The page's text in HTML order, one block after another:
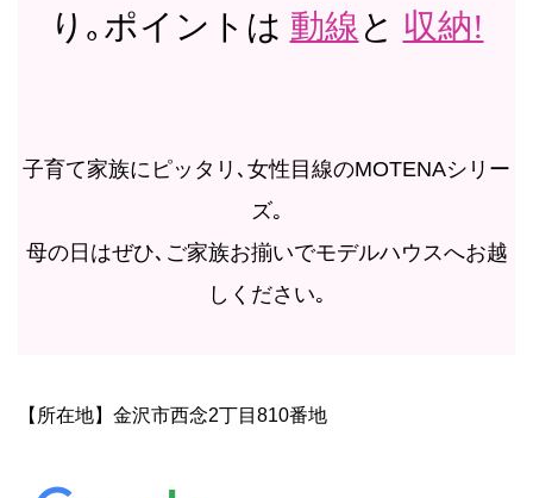
り｡ポイントは 動線 と 収納!
子育て家族にピッタリ､女性目線のMOTENAシリー
ズ｡
母の日はぜひ､ご家族お揃いでモデルハウスへお越
しください｡
【所在地】金沢市西念2丁目810番地